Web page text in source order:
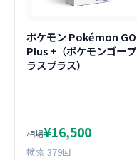
ポケモン Pokémon GO
Plus +（ポケモンゴープ
ラスプラス）
相場¥16,500
検索 379回